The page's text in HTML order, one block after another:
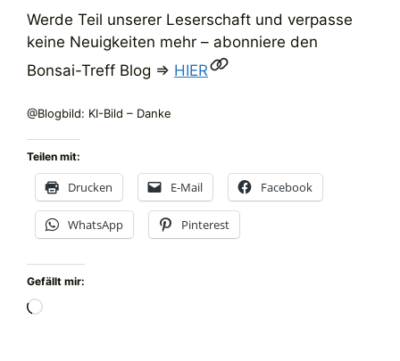
Werde Teil unserer Leserschaft und verpasse
keine Neuigkeiten mehr – abonniere den
Bonsai-Treff Blog => HIER
@Blogbild: KI-Bild – Danke
Teilen mit:
Drucken E-Mail Facebook
WhatsApp Pinterest
Gefällt mir:
Wird